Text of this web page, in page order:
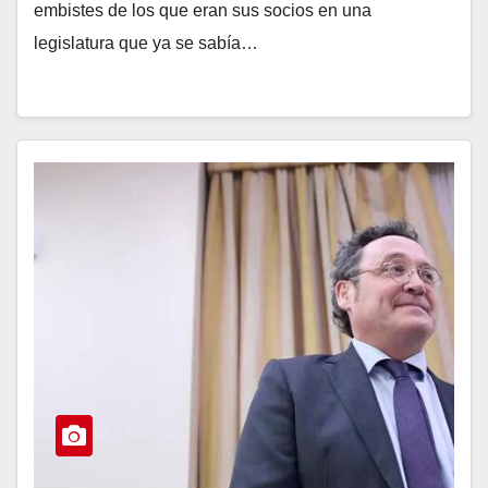
embistes de los que eran sus socios en una
legislatura que ya se sabía…